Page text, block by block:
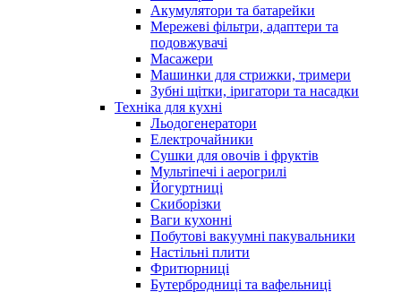
Акумулятори та батарейки
Мережеві фільтри, адаптери та
подовжувачі
Масажери
Машинки для стрижки, тримери
Зубні щітки, іригатори та насадки
Техніка для кухні
Льодогенератори
Електрочайники
Сушки для овочів і фруктів
Мультіпечі і аерогрилі
Йогуртниці
Скиборізки
Ваги кухонні
Побутові вакуумні пакувальники
Настільні плити
Фритюрниці
Бутербродниці та вафельниці